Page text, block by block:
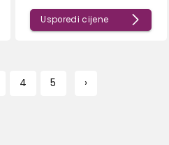
Usporedi cijene
4 5 ›